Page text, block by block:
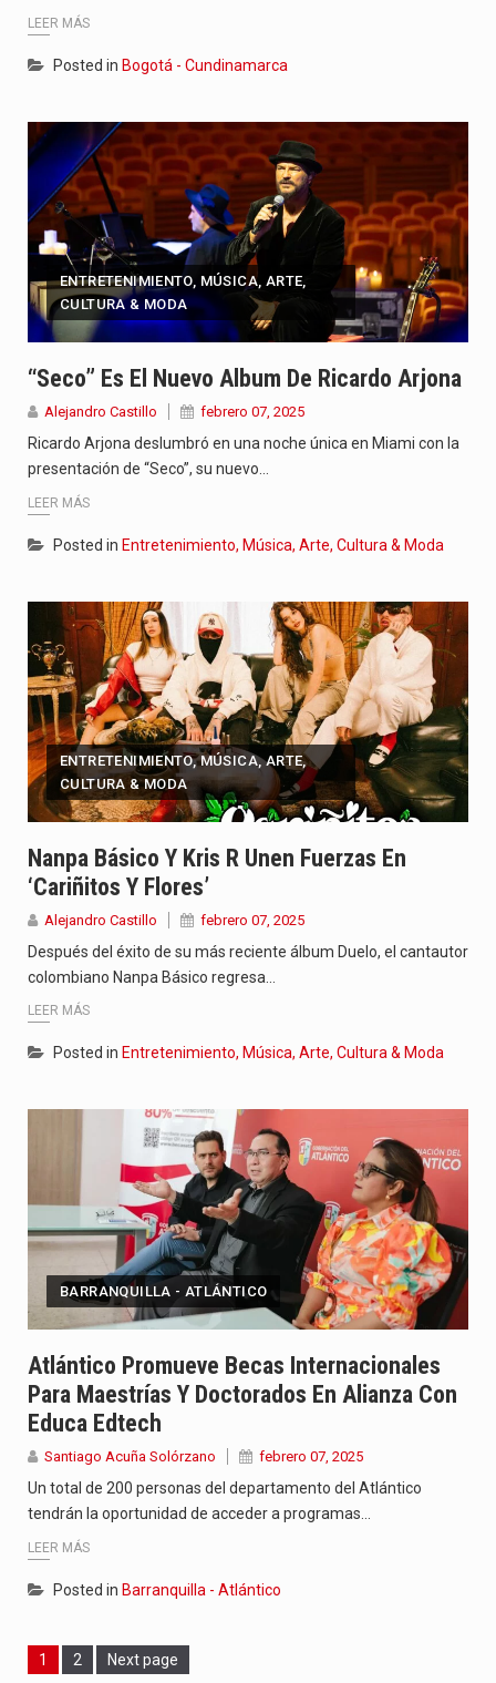
LEER MÁS
Posted in Bogotá - Cundinamarca
ENTRETENIMIENTO, MÚSICA, ARTE,
CULTURA & MODA
“Seco” Es El Nuevo Album De Ricardo Arjona
Alejandro Castillo febrero 07, 2025
Ricardo Arjona deslumbró en una noche única en Miami con la
presentación de “Seco”, su nuevo…
LEER MÁS
Posted in Entretenimiento, Música, Arte, Cultura & Moda
ENTRETENIMIENTO, MÚSICA, ARTE,
CULTURA & MODA
Nanpa Básico Y Kris R Unen Fuerzas En
‘Cariñitos Y Flores’
Alejandro Castillo febrero 07, 2025
Después del éxito de su más reciente álbum Duelo, el cantautor
colombiano Nanpa Básico regresa…
LEER MÁS
Posted in Entretenimiento, Música, Arte, Cultura & Moda
BARRANQUILLA - ATLÁNTICO
Atlántico Promueve Becas Internacionales
Para Maestrías Y Doctorados En Alianza Con
Educa Edtech
Santiago Acuña Solórzano febrero 07, 2025
Un total de 200 personas del departamento del Atlántico
tendrán la oportunidad de acceder a programas…
LEER MÁS
Posted in Barranquilla - Atlántico
Page
1 Page
2 Next page